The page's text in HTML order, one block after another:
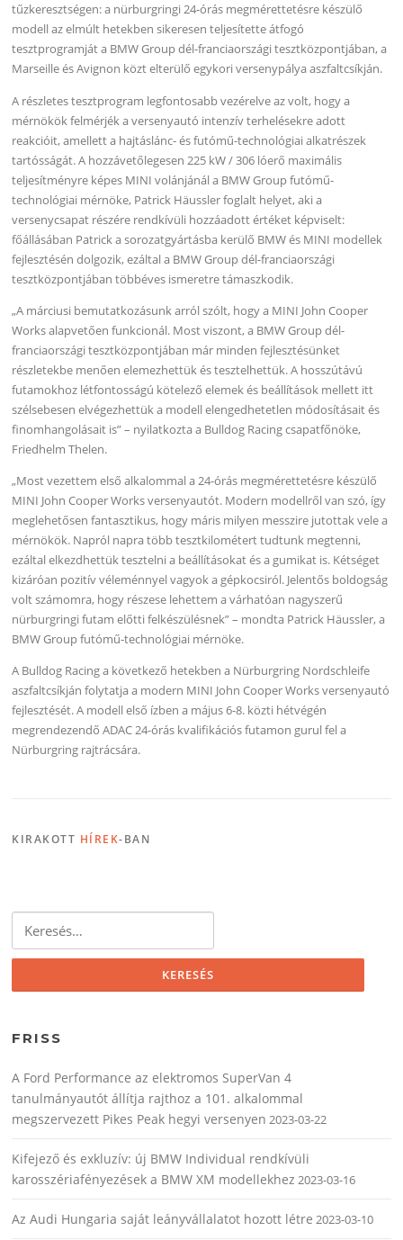
tűzkeresztségen: a nürburgringi 24-órás megmérettetésre készülő
modell az elmúlt hetekben sikeresen teljesítette átfogó
tesztprogramját a BMW Group dél-franciaországi tesztközpontjában, a
Marseille és Avignon közt elterülő egykori versenypálya aszfaltcsíkján.
A részletes tesztprogram legfontosabb vezérelve az volt, hogy a
mérnökök felmérjék a versenyautó intenzív terhelésekre adott
reakcióit, amellett a hajtáslánc- és futómű-technológiai alkatrészek
tartósságát. A hozzávetőlegesen 225 kW / 306 lóerő maximális
teljesítményre képes MINI volánjánál a BMW Group futómű-
technológiai mérnöke, Patrick Häussler foglalt helyet, aki a
versenycsapat részére rendkívüli hozzáadott értéket képviselt:
főállásában Patrick a sorozatgyártásba kerülő BMW és MINI modellek
fejlesztésén dolgozik, ezáltal a BMW Group dél-franciaországi
tesztközpontjában többéves ismeretre támaszkodik.
„A márciusi bemutatkozásunk arról szólt, hogy a MINI John Cooper
Works alapvetően funkcionál. Most viszont, a BMW Group dél-
franciaországi tesztközpontjában már minden fejlesztésünket
részletekbe menően elemezhettük és tesztelhettük. A hosszútávú
futamokhoz létfontosságú kötelező elemek és beállítások mellett itt
szélsebesen elvégezhettük a modell elengedhetetlen módosításait és
finomhangolásait is” – nyilatkozta a Bulldog Racing csapatfőnöke,
Friedhelm Thelen.
„Most vezettem első alkalommal a 24-órás megmérettetésre készülő
MINI John Cooper Works versenyautót. Modern modellről van szó, így
meglehetősen fantasztikus, hogy máris milyen messzire jutottak vele a
mérnökök. Napról napra több tesztkilométert tudtunk megtenni,
ezáltal elkezdhettük tesztelni a beállításokat és a gumikat is. Kétséget
kizáróan pozitív véleménnyel vagyok a gépkocsiról. Jelentős boldogság
volt számomra, hogy részese lehettem a várhatóan nagyszerű
nürburgringi futam előtti felkészülésnek” – mondta Patrick Häussler, a
BMW Group futómű-technológiai mérnöke.
A Bulldog Racing a következő hetekben a Nürburgring Nordschleife
aszfaltcsíkján folytatja a modern MINI John Cooper Works versenyautó
fejlesztését. A modell első ízben a május 6-8. közti hétvégén
megrendezendő ADAC 24-órás kvalifikációs futamon gurul fel a
Nürburgring rajtrácsára.
KIRAKOTT HÍREK-BAN
FRISS
A Ford Performance az elektromos SuperVan 4
tanulmányautót állítja rajthoz a 101. alkalommal
megszervezett Pikes Peak hegyi versenyen 2023-03-22
Kifejező és exkluzív: új BMW Individual rendkívüli
karosszériafényezések a BMW XM modellekhez 2023-03-16
Az Audi Hungaria saját leányvállalatot hozott létre 2023-03-10